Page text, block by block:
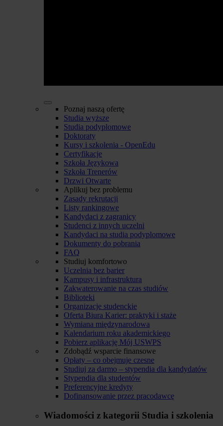
Poznaj naszą ofertę
Studia wyższe
Studia podyplomowe
Doktoraty
Kursy i szkolenia - OpenEdu
Certyfikacje
Szkoła Językowa
Szkoła Trenerów
Drzwi Otwarte
Aplikuj bez problemu
Zasady rekrutacji
Listy rankingowe
Kandydaci z zagranicy
Studenci z innych uczelni
Kandydaci na studia podyplomowe
Dokumenty do pobrania
FAQ
Studiuj komfortowo
Uczelnia bez barier
Kampusy i infrastruktura
Zakwaterowanie na czas studiów
Biblioteki
Organizacje studenckie
Oferta Biura Karier: praktyki i staże
Wymiana międzynarodowa
Kalendarium roku akademickiego
Pobierz aplikację Mój USWPS
Zdobądź wsparcie finansowe
Opłaty – co obejmuje czesne
Studiuj za darmo – stypendia dla kandydatów
Stypendia dla studentów
Preferencyjne kredyty
Dofinansowanie przez pracodawcę
Wiadomości z kategorii Studia i szkolenia